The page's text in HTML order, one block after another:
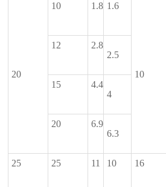
20
10 1.8 1.6
10
12
2.8
2.5
15
4.4
4
20
6.9
6.3
25 25 11 10 16